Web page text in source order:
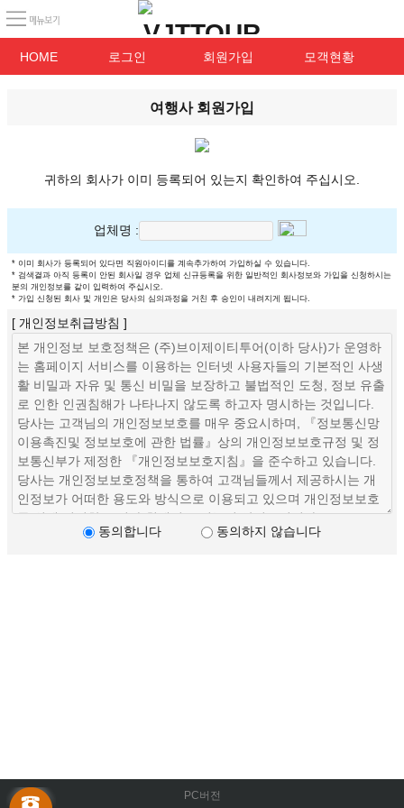
HOME 로그인 회원가입 모객현황
여행사 회원가입
귀하의 회사가 이미 등록되어 있는지 확인하여 주십시오.
업체명 :
* 이미 회사가 등록되어 있다면 직원아이디를 계속추가하여 가입하실 수 있습니다.
* 검색결과 아직 등록이 안된 회사일 경우 업체 신규등록을 위한 일반적인 회사정보와 가입을 신청하시는
분의 개인정보를 같이 입력하여 주십시오.
* 가입 신청된 회사 및 개인은 당사의 심의과정을 거친 후 승인이 내려지게 됩니다.
[ 개인정보취급방침 ]
동의합니다 동의하지 않습니다
PC버전